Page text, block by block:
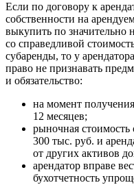
Если по договору к
собственности на
выкупить по значительно
со справедливой
субаренды, то у
право не признавать
и обязательство:
на момент
12 месяцев;
рыночная стоимость
300 тыс. руб. и
от других активов
арендатор вправе
бухотчетность